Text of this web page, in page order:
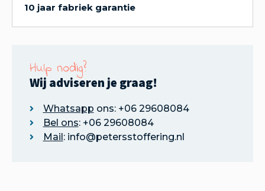
10 jaar fabriek garantie
Hulp nodig?
Wij adviseren je graag!
Whatsapp ons: +06 29608084
Bel ons: +06 29608084
Mail: info@petersstoffering.nl